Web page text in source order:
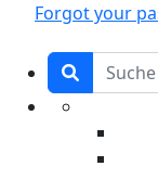
Forgot your